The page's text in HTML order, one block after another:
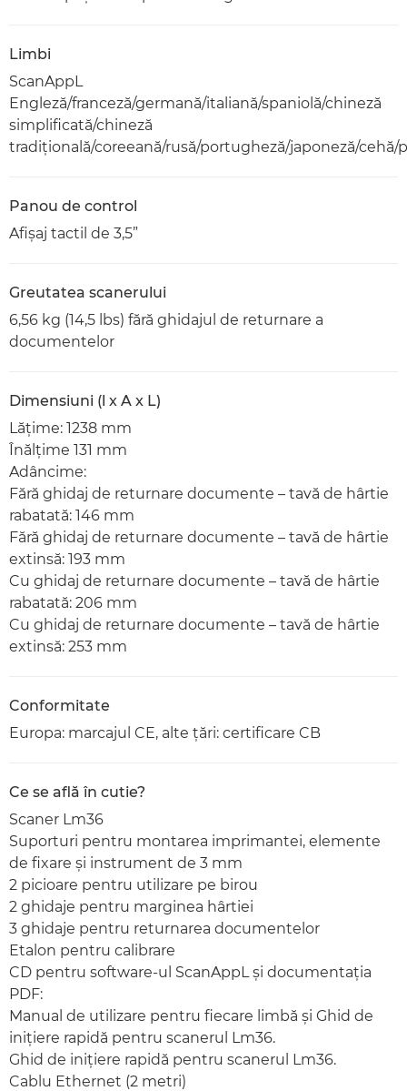
Limbi
ScanAppL
Engleză/franceză/germană/italiană/spaniolă/chineză
simplificată/chineză
tradiţională/coreeană/rusă/portugheză/japoneză/cehă/
Panou de control
Afişaj tactil de 3,5”
Greutatea scanerului
6,56 kg (14,5 lbs) fără ghidajul de returnare a
documentelor
Dimensiuni (l x A x L)
Lăţime: 1238 mm
Înălţime 131 mm
Adâncime:
Fără ghidaj de returnare documente – tavă de hârtie
rabatată: 146 mm
Fără ghidaj de returnare documente – tavă de hârtie
extinsă: 193 mm
Cu ghidaj de returnare documente – tavă de hârtie
rabatată: 206 mm
Cu ghidaj de returnare documente – tavă de hârtie
extinsă: 253 mm
Conformitate
Europa: marcajul CE, alte ţări: certificare CB
Ce se află în cutie?
Scaner Lm36
Suporturi pentru montarea imprimantei, elemente
de fixare şi instrument de 3 mm
2 picioare pentru utilizare pe birou
2 ghidaje pentru marginea hârtiei
3 ghidaje pentru returnarea documentelor
Etalon pentru calibrare
CD pentru software-ul ScanAppL şi documentaţia
PDF:
Manual de utilizare pentru fiecare limbă şi Ghid de
iniţiere rapidă pentru scanerul Lm36.
Ghid de iniţiere rapidă pentru scanerul Lm36.
Cablu Ethernet (2 metri)